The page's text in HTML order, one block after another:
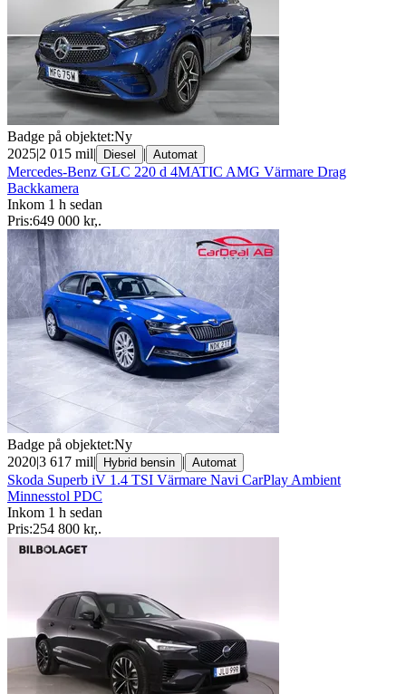
Badge på objektet:Ny
2025|2 015 mil| Diesel | Automat
Mercedes-Benz GLC 220 d 4MATIC AMG Värmare Drag
Backkamera
Inkom 1 h sedan
Pris:649 000 kr,.
Badge på objektet:Ny
2020|3 617 mil| Hybrid bensin | Automat
Skoda Superb iV 1.4 TSI Värmare Navi CarPlay Ambient
Minnesstol PDC
Inkom 1 h sedan
Pris:254 800 kr,.